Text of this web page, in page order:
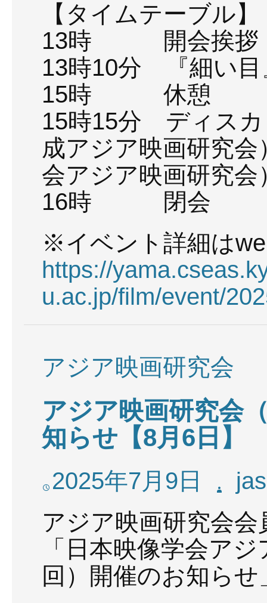
【タイムテーブル】
13時 開会挨拶
13時10分 『細い目
15時 休憩
15時15分 ディスカ
成アジア映画研究
会アジア映画研究会
16時 閉会
※イベント詳細は
https://
u.ac.jp/film/event/
アジア映画研究会
アジア映画研究会
知らせ【8月6日】
2025年7月9日
アジア映画研究会
「日本映像学会ア
回）開催のお知らせ